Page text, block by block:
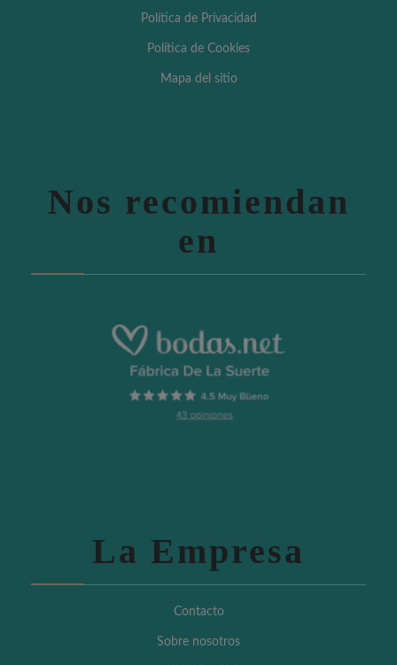
Política de Privacidad
Política de Cookies
Mapa del sitio
Nos recomiendan
en
La Empresa
Contacto
Sobre nosotros